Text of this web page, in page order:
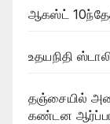
ஆகஸ்ட்
உதயநிதி
தஞ்சையில்
கண்டன